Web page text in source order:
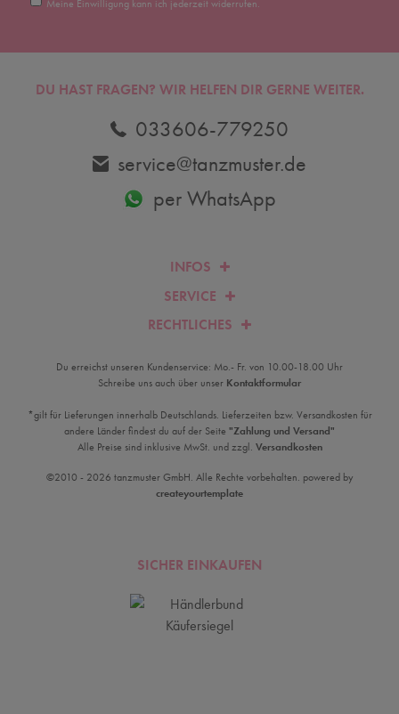
Meine Einwilligung kann ich jederzeit widerrufen.
INFOS
SERVICE
RECHTLICHES
DU HAST FRAGEN? WIR HELFEN DIR GERNE WEITER.
033606-779250
service@tanzmuster.de
per WhatsApp
Du erreichst unseren Kundenservice: Mo.- Fr. von 10.00-18.00 Uhr
Schreibe uns auch über unser Kontaktformular
*gilt für Lieferungen innerhalb Deutschlands. Lieferzeiten bzw. Versandkosten für
andere Länder findest du auf der Seite "Zahlung und Versand"
Alle Preise sind inklusive MwSt. und zzgl. Versandkosten
©2010 - 2026 tanzmuster GmbH. Alle Rechte vorbehalten. powered by
createyourtemplate
SICHER EINKAUFEN